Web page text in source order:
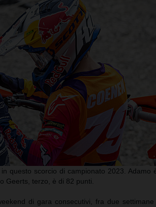
questo scorcio di campionato 2023. Adamo
Geerts, terzo, è di 82 punti.
di gara consecutivi, fra due